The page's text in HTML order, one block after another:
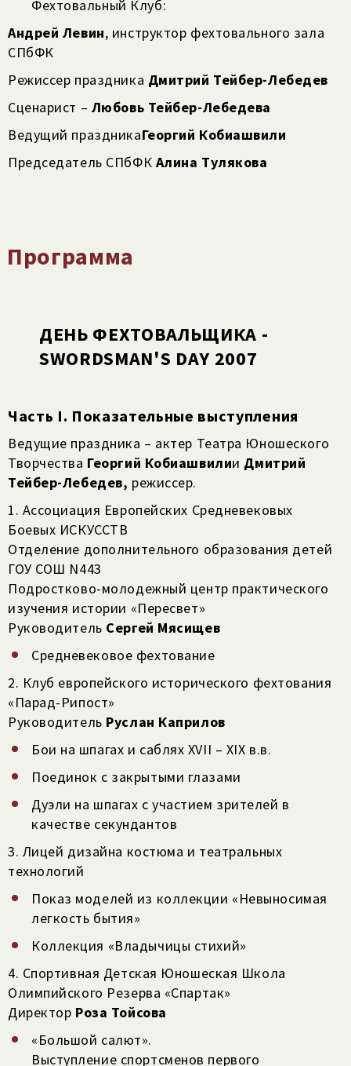
Фехтовальный Клуб:
Андрей Левин, инструктор фехтовального зала
СПбФК
Режиссер праздника Дмитрий Тейбер-Лебедев
Сценарист – Любовь Тейбер-Лебедева
Ведущий праздникаГеоргий Кобиашвили
Председатель СПбФК Алина Тулякова
Программа
ДЕНЬ ФЕХТОВАЛЬЩИКА -
SWORDSMAN'S DAY 2007
Часть I. Показательные выступления
Ведущие праздника – актер Театра Юношеского
Творчества Георгий Кобиашвилии Дмитрий
Тейбер-Лебедев, режиссер.
1. Ассоциация Европейских Средневековых
Боевых ИСКУССТВ
Отделение дополнительного образования детей
ГОУ СОШ N443
Подростково-молодежный центр практического
изучения истории «Пересвет»
Руководитель Сергей Мясищев
Средневековое фехтование
2. Клуб европейского исторического фехтования
«Парад-Рипост»
Руководитель Руслан Каприлов
Бои на шпагах и саблях XVII – XIX в.в.
Поединок с закрытыми глазами
Дуэли на шпагах с участием зрителей в
качестве секундантов
3. Лицей дизайна костюма и театральных
технологий
Показ моделей из коллекции «Невыносимая
легкость бытия»
Коллекция «Владычицы стихий»
4. Спортивная Детская Юношеская Школа
Олимпийского Резерва «Спартак»
Директор Роза Тойсова
«Большой салют».
Выступление спортсменов первого